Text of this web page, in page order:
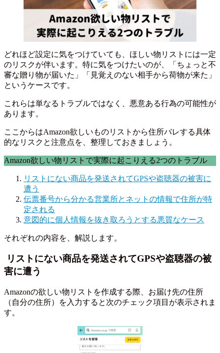
どれほど設定に気をつけていても、ほしい物リストには一定
のリスクが伴います。特に気をつけたいのが、「ちょっと不
審な贈り物が届いた」「見覚えのない相手から荷物が来た」
というケースです。
これらは単なるトラブルではなく、悪意ある行為の可能性が
あります。
ここからはAmazon欲しいものリストから住所バレする具体
的なリスクと注意点を、整理しておきましょう。
Amazon欲しい物リストで実際に起こりえる2つのトラブル
リストにない商品を発送されてGPSや盗聴器の被害に
遭う
伝票番号から分かる営業所とネットの情報で住所が特
定される
意図的に個人情報を抜き取ろうとする悪質なケース
それぞれの内容を、解説します。
リストにない商品を発送されてGPSや盗聴器の被
害に遭う
Amazonの欲しい物リストを作成する際、お届け先の住所
（自分の住所）を入力すると次のチェック項目が表示されま
す。